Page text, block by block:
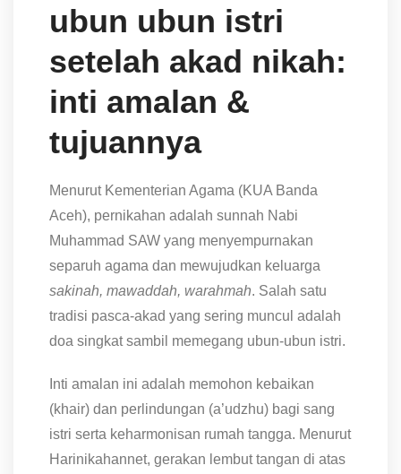
ubun ubun istri
setelah akad nikah:
inti amalan &
tujuannya
Menurut Kementerian Agama (KUA Banda
Aceh), pernikahan adalah sunnah Nabi
Muhammad SAW yang menyempurnakan
separuh agama dan mewujudkan keluarga
sakinah, mawaddah, warahmah. Salah satu
tradisi pasca-akad yang sering muncul adalah
doa singkat sambil memegang ubun-ubun istri.
Inti amalan ini adalah memohon kebaikan
(khair) dan perlindungan (a’udzhu) bagi sang
istri serta keharmonisan rumah tangga. Menurut
Harinikahannet, gerakan lembut tangan di atas